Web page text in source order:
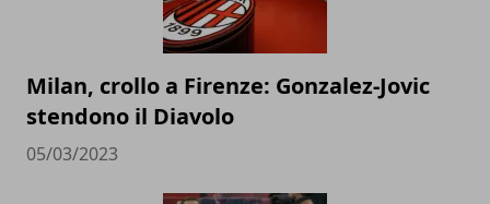
Milan, crollo a Firenze: Gonzalez-Jovic
stendono il Diavolo
05/03/2023